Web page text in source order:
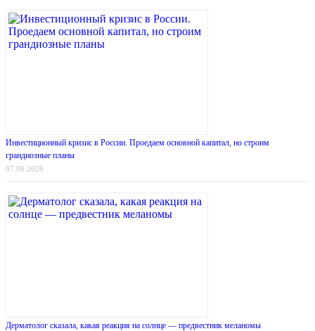
Инвестиционный кризис в России. Проедаем основной капитал, но строим
грандиозные планы
07.08.2026
Дерматолог сказала, какая реакция на солнце — предвестник меланомы